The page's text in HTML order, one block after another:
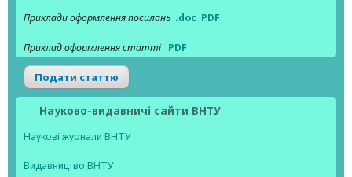
Приклади оформлення посилань .doc PDF
Приклад оформлення статті PDF
Подати статтю
Науково-видавничі сайти ВНТУ
Наукові журнали ВНТУ
Видавництво ВНТУ